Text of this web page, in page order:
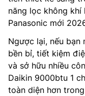
năng lọc không khí
Panasonic mới
Ngược lại, nếu bạn
bền bỉ, tiết kiệm
và sở hữu nhiều
Daikin 9000btu 1
toàn diện hơn